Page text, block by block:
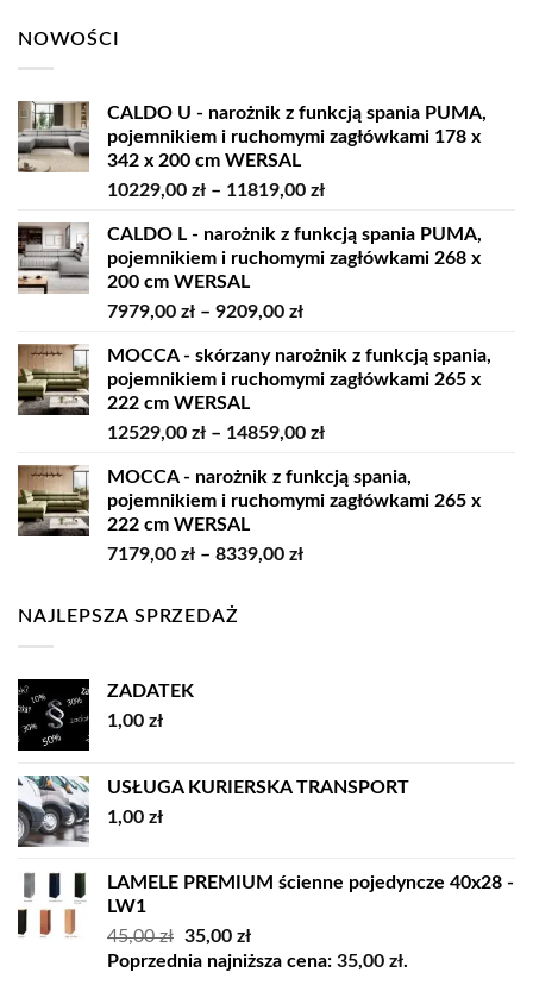
NOWOŚCI
CALDO U - narożnik z funkcją spania PUMA,
pojemnikiem i ruchomymi zagłówkami 178 x
342 x 200 cm WERSAL
10229,00 zł – 11819,00 złZakres
od
10229,00 zł
CALDO L - narożnik z funkcją spania PUMA,
pojemnikiem i ruchomymi zagłówkami 268 x
200 cm WERSAL
7979,00 zł – 9209,00 złZakres
od
7979,00 zł
9209,00 zł
MOCCA - skórzany narożnik z funkcją spania,
pojemnikiem i ruchomymi zagłówkami 265 x
222 cm WERSAL
12529,00 zł – 14859,00 złZakres
od
12529,00 zł
MOCCA - narożnik z funkcją spania,
pojemnikiem i ruchomymi zagłówkami 265 x
222 cm WERSAL
7179,00 zł – 8339,00 złZakres
NAJLEPSZA SPRZEDAŻ
ZADATEK
1,00 zł
USŁUGA KURIERSKA TRANSPORT
1,00 zł
LAMELE PREMIUM ścienne pojedyncze 40x28 -
LW1
45,00zł Pierwotna
cena
35,00 złAktualna
cena
Poprzednia najniższa cena: 35,00 zł.